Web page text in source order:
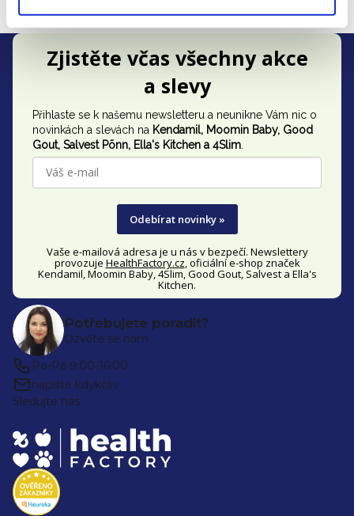
Z
Zjistěte včas všechny akce
a slevy
Přihlaste se k našemu newsletteru a neunikne Vám nic o
novinkách a slevách na Kendamil, Moomin Baby, Good
Gout, Salvest Põnn, Ella's Kitchen a 4Slim.
Odebírat novinky »
Vaše e-mailová adresa je u nás v bezpečí. Newslettery
provozuje HealthFactory.cz, oficiálníe-shop značek
Kendamil, Moomin Baby, 4Slim, Good Gout, Salvest a Ella's
Kitchen.
Potřebujete poradit?
Ozvěte se nám
Po-Pá 9:00-16:00
napište kdykoliv
Sledujte nás: